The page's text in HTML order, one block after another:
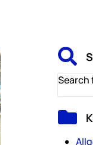

Search
